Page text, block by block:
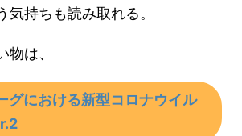
気持ちも読み取れる。
物は、
グにおける新型コロナウイル